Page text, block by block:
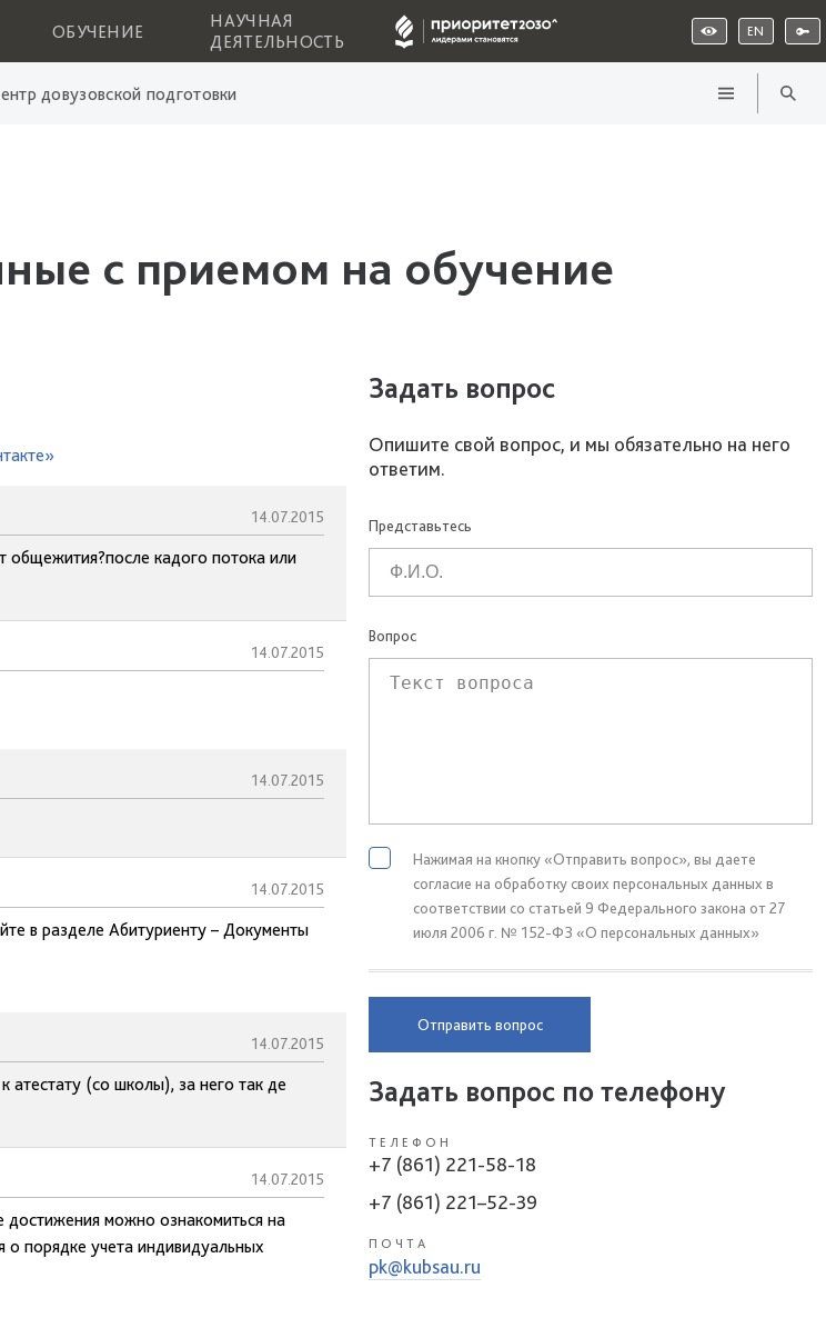
ОБУЧЕНИЕ
НАУЧНАЯ
ДЕЯТЕЛЬНОСТЬ
EN
довузовской подготовки
с приемом на обучение
14.07.2015
общежития?после кадого потока или
14.07.2015
14.07.2015
14.07.2015
в разделе Абитуриенту – Документы
14.07.2015
атестату (со школы), за него так де
14.07.2015
достижения можно ознакомиться на
порядке учета индивидуальных
Задать вопрос
Опишите свой вопрос, и мы обязательно на него
ответим.
Представьтесь
Вопрос
Нажимая на кнопку «Отправить вопрос», вы даете
согласие на обработку своих персональных данных в
соответствии со статьей 9 Федерального закона от 27
июля 2006 г. № 152-ФЗ «О персональных данных»
Отправить вопрос
Задать вопрос по телефону
ТЕЛЕФОН
+7 (861) 221-58-18
+7 (861) 221–52-39
ПОЧТА
pk@kubsau.ru